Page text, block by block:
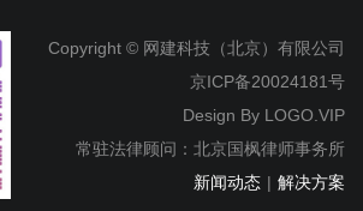
Copyright © 网建科技（北京）有限公司
京ICP备20024181号
Design By LOGO.VIP
常驻法律顾问：北京国枫律师事务所
新闻动态 | 解决方案